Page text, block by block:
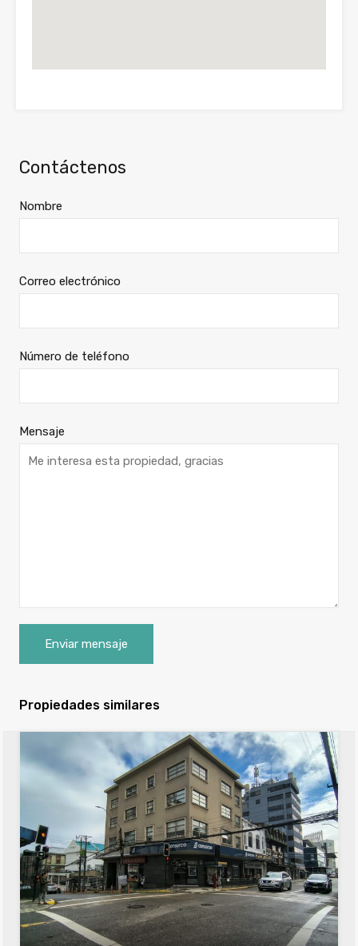
Contáctenos
Nombre
Correo electrónico
Número de teléfono
Mensaje
Propiedades similares